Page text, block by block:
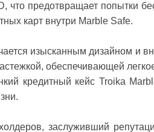
предотвращает попытки
карт внутри Marble Safe.
изысканным дизайном и
обеспечивающей
кредитный кейс Troika
заслуживший